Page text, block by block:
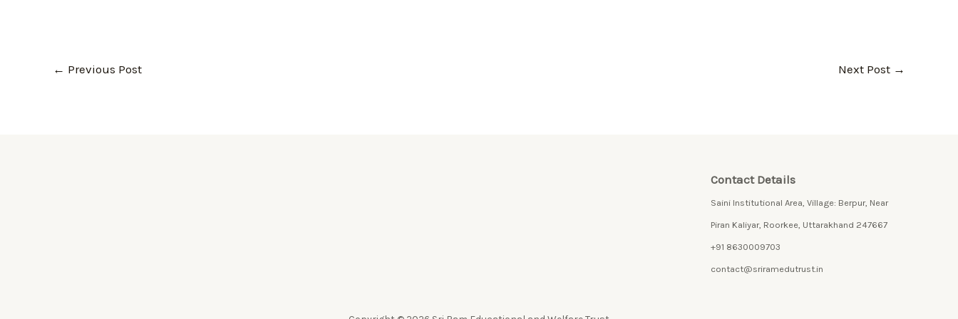
← Previous Post Next Post →
Contact Details
Saini Institutional Area, Village: Berpur, Near
Piran Kaliyar, Roorkee, Uttarakhand 247667
+91 8630009703
contact@sriramedutrust.in